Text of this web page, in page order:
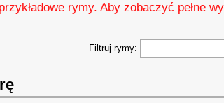
rymy. Aby zobaczyć pełne
Filtruj rymy: